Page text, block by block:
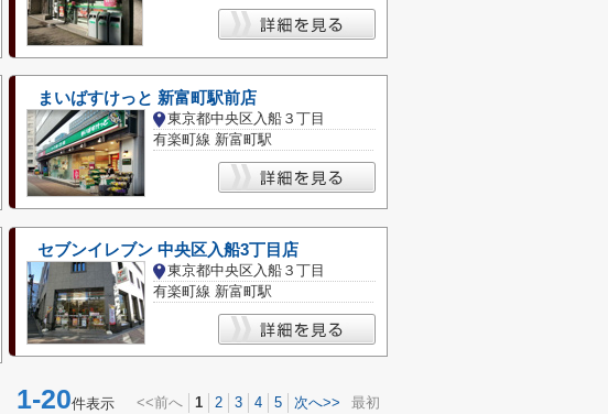
まいばすけっと 新富町駅前店
東京都中央区入船３丁目
有楽町線 新富町駅
セブンイレブン 中央区入船3丁目店
東京都中央区入船３丁目
有楽町線 新富町駅
1-20件表示 <<前へ 1 2 3 4 5 次へ>> 最初